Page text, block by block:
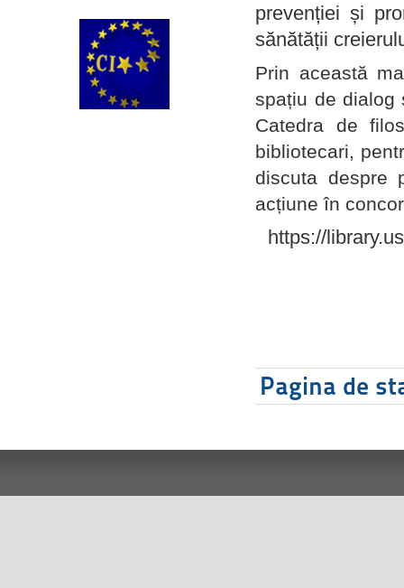
prevenției și
sănătății
Prin această
spațiu de dialog
Catedra de
bibliotecari,
discuta despre
acțiune în
https://
Pagina de